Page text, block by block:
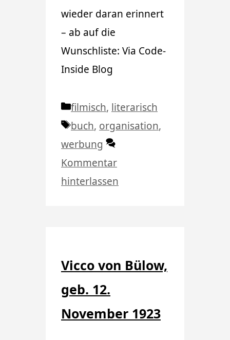
wieder daran erinnert
– ab auf die
Wunschliste: Via Code-
Inside Blog
Kategorien
filmisch, literarisch
Schlagwörter
buch, organisation,
werbung
Kommentar
hinterlassen
Vicco von Bülow,
geb. 12.
November 1923